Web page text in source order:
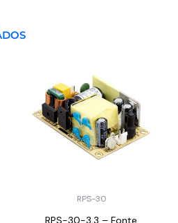
RPS-30
RPS-30-3.3 – Fonte